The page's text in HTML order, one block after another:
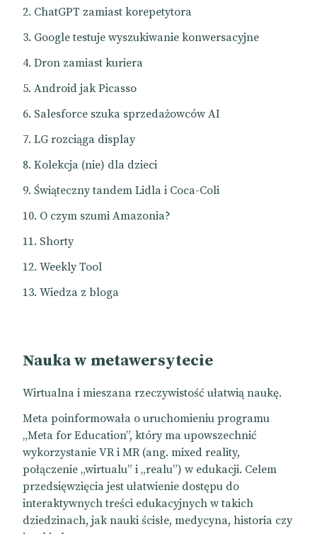
ChatGPT zamiast korepetytora
Google testuje wyszukiwanie konwersacyjne
Dron zamiast kuriera
Android jak Picasso
Salesforce szuka sprzedażowców AI
LG rozciąga display
Kolekcja (nie) dla dzieci
Świąteczny tandem Lidla i Coca-Coli
O czym szumi Amazonia?
Shorty
Weekly Tool
Wiedza z bloga
Nauka w metawersytecie
Wirtualna i mieszana rzeczywistość ułatwią naukę.
Meta poinformowała o uruchomieniu programu
„Meta for Education”, który ma upowszechnić
wykorzystanie VR i MR (ang. mixed reality,
połączenie „wirtualu” i „realu”) w edukacji. Celem
przedsięwzięcia jest ułatwienie dostępu do
interaktywnych treści edukacyjnych w takich
dziedzinach, jak nauki ścisłe, medycyna, historia czy